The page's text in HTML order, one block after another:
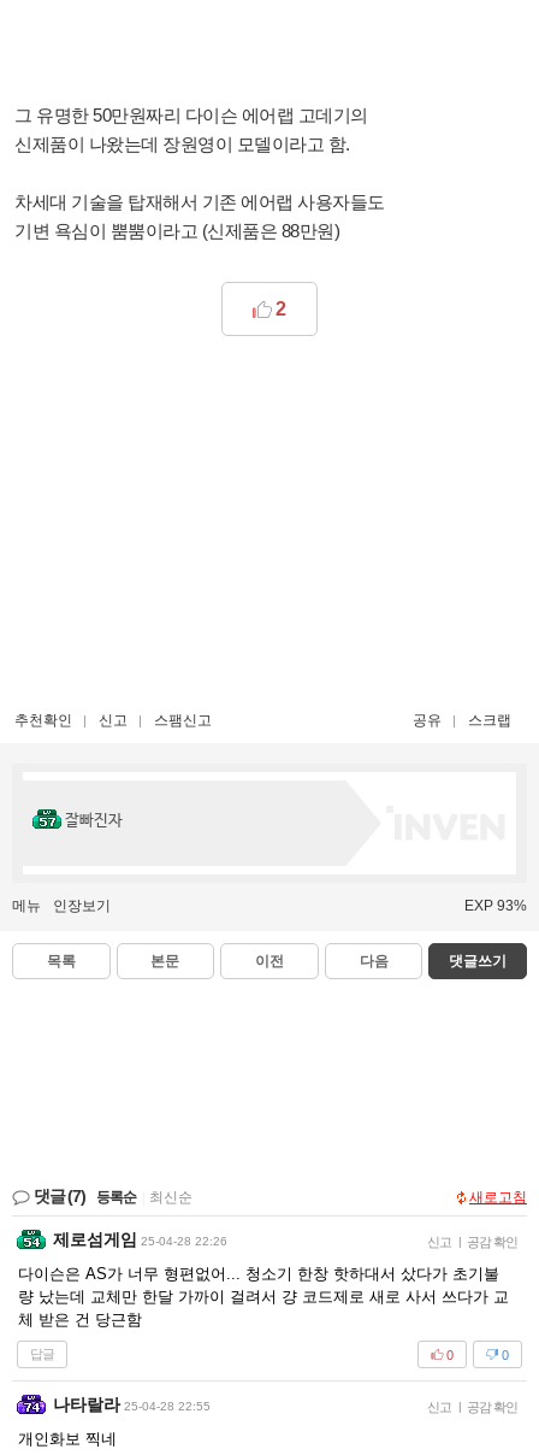
그 유명한 50만원짜리 다이슨 에어랩 고데기의
신제품이 나왔는데 장원영이 모델이라고 함.
차세대 기술을 탑재해서 기존 에어랩 사용자들도
기변 욕심이 뿜뿜이라고 (신제품은 88만원)
2
추천확인 신고 스팸신고 공유 스크랩
잘빠진자
메뉴 인장보기 EXP 93%
목록 본문 이전 다음 댓글쓰기
댓글(7) 등록순 최신순 새로고침
제로섬게임 25-04-28 22:26 신고 | 공감 확인
다이슨은 AS가 너무 형편없어... 청소기 한창 핫하대서 샀다가 초기불
량 났는데 교체만 한달 가까이 걸려서 걍 코드제로 새로 사서 쓰다가 교
체 받은 건 당근함
답글 0
0
나타랄라 25-04-28 22:55 신고 | 공감 확인
개인화보 찍네